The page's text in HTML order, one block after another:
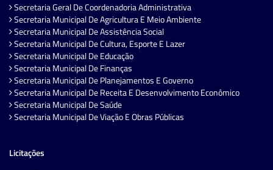
Secretaria Geral De Coordenadoria Administrativa
Secretaria Municipal De Agricultura E Meio Ambiente
Secretaria Municipal De Assistência Social
Secretaria Municipal De Cultura, Esporte E Lazer
Secretaria Municipal De Educação
Secretaria Municipal De Finanças
Secretaria Municipal De Planejamentos E Governo
Secretaria Municipal De Receita E Desenvolvimento Econômico
Secretaria Municipal De Saúde
Secretaria Municipal De Viação E Obras Públicas
Licitações